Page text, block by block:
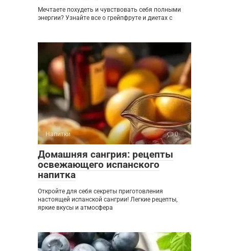
Мечтаете похудеть и чувствовать себя полными
энергии? Узнайте все о грейпфруте и диетах с
Напитки 0
Домашняя сангрия: рецепты
освежающего испанского
напитка
Откройте для себя секреты приготовления
настоящей испанской сангрии! Легкие рецепты,
яркие вкусы и атмосфера